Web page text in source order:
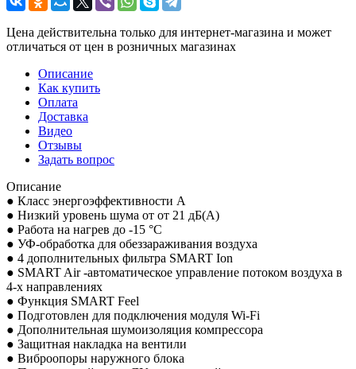
Цена действительна только для интернет-магазина и может
отличаться от цен в розничных магазинах
Описание
Как купить
Оплата
Доставка
Видео
Отзывы
Задать вопрос
Описание
● Класс энергоэффективности A
● Низкий уровень шума от от 21 дБ(А)
● Работа на нагрев до -15 °С
● УФ-обработка для обеззараживания воздуха
● 4 дополнительных фильтра SMART Ion
● SMART Air -автоматическое управление потоком воздуха в
4-х направлениях
● Функция SMART Feel
● Подготовлен для подключения модуля Wi-Fi
● Дополнительная шумоизоляция компрессора
● Защитная накладка на вентили
● Виброопоры наружного блока